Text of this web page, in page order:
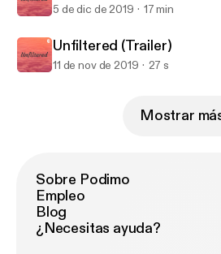
5 de dic de 2019 17 min
Unfiltered (Trailer)
11 de nov de 2019 27 s
Mostrar
Sobre Podimo
Empleo
Blog
¿Necesitas ayuda?